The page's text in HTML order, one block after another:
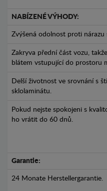
NABÍZENÉ VÝHODY:
Zvýšená odolnost proti
Zakryva přední část vozu,
blátem vstupující do prostoru
Delší životnost ve srovnání s
sklolaminátu.
Pokud nejste spokojeni s
ho vrátit do 60 dnů.
Garantie:
24 Monate Herstellergarantie.